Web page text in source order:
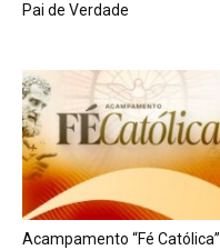
Pai de Verdade
Acampamento “Fé Católica”